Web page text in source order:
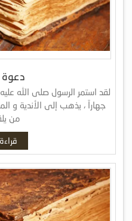
دعوة
لقد استمر الرسول صلى الله
جهاراً ، يذهب إلى الأندية و
من